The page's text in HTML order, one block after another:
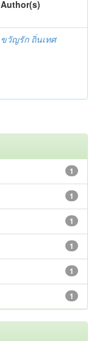
Author(s)
ขวัญรัก ถิ่นเทศ
1
1
1
1
1
1